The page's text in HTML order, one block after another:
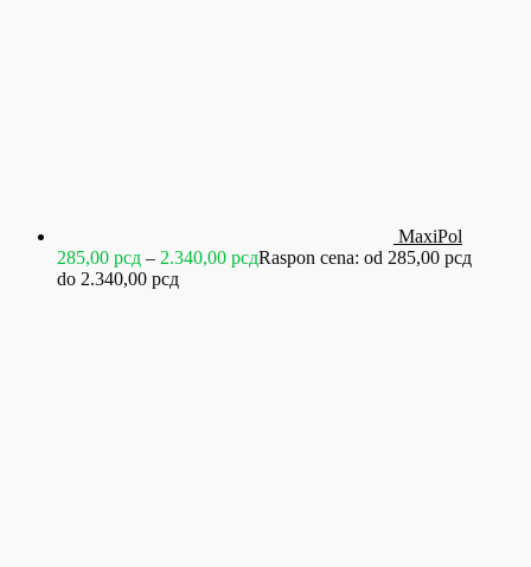
MaxiPol
285,00 рсд – 2.340,00 рсдRaspon cena: od 285,00 рсд
do 2.340,00 рсд